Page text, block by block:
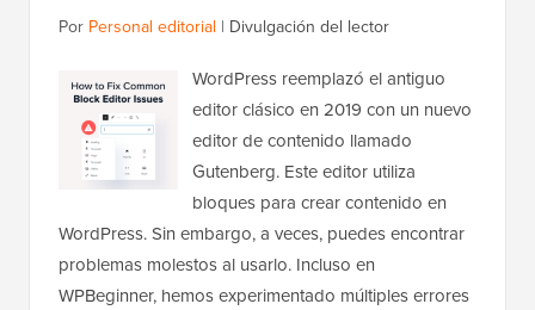
Por Personal editorial | Divulgación del lector
WordPress reemplazó el antiguo
editor clásico en 2019 con un nuevo
editor de contenido llamado
Gutenberg. Este editor utiliza
bloques para crear contenido en
WordPress. Sin embargo, a veces, puedes encontrar
problemas molestos al usarlo. Incluso en
WPBeginner, hemos experimentado múltiples errores